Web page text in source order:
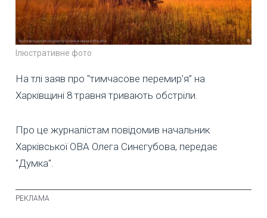
Ілюстративне фото
На тлі заяв про "тимчасове перемир’я” на
Харківщині 8 травня тривають обстріли.
Про це журналістам повідомив начальник
Харківської ОВА Олега Синєгубова, передає
"Думка".